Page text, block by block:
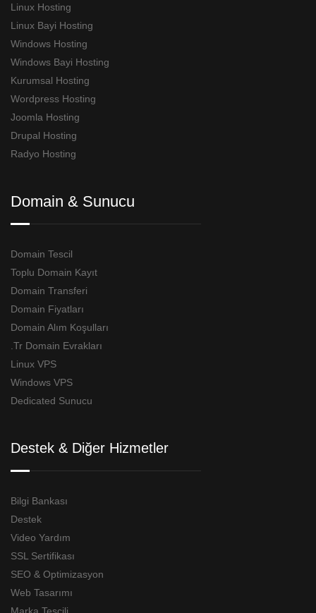
Linux Hosting
Linux Bayi Hosting
Windows Hosting
Windows Bayi Hosting
Kurumsal Hosting
Wordpress Hosting
Joomla Hosting
Drupal Hosting
Radyo Hosting
Domain & Sunucu
Domain Tescil
Toplu Domain Kayıt
Domain Transferi
Domain Fiyatları
Domain Alım Koşulları
.Tr Domain Evrakları
Linux VPS
Windows VPS
Dedicated Sunucu
Destek & Diğer Hizmetler
Bilgi Bankası
Destek
Video Yardım
SSL Sertifikası
SEO & Optimizasyon
Web Tasarımı